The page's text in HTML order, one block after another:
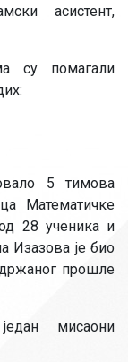
асистент,
су помагали
5 тимова
Математичке
28 ученика и
Изазова је био
прошле
мисаони